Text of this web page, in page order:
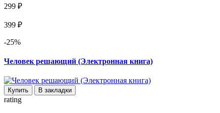
299 ₽
399 ₽
-25%
Человек решающий (Электронная книга)
Купить В закладки
rating